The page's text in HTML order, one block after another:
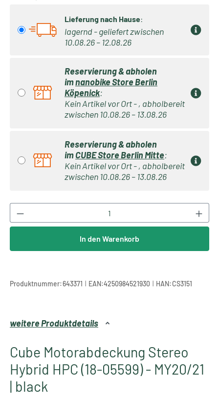
Lieferung nach Hause:
lagernd - geliefert zwischen
10.08.26 – 12.08.26
Reservierung & abholen
imnanobike Store Berlin
Köpenick:
Kein Artikel vor Ort - , abholbereit
zwischen 10.08.26 – 13.08.26
Reservierung & abholen
imCUBE Store Berlin Mitte:
Kein Artikel vor Ort - , abholbereit
zwischen 10.08.26 – 13.08.26
Produkt Anzahl: Gib den gewünschten
In den Warenkorb
Produktnummer:643371 | EAN:4250984521930 | HAN:CS3151
weitere Produktdetails
Cube Motorabdeckung Stereo
Hybrid HPC (18-05599) - MY20/21
| black